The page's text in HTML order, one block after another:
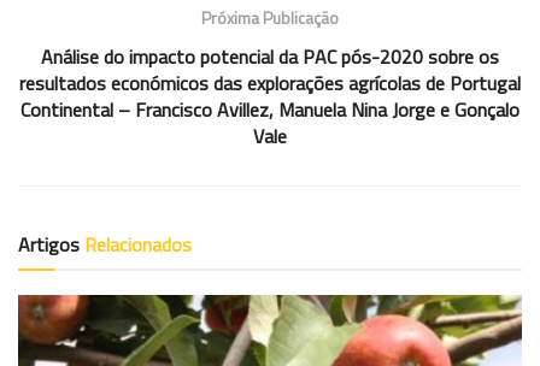
Próxima Publicação
Análise do impacto potencial da PAC pós-2020 sobre os
resultados económicos das explorações agrícolas de Portugal
Continental – Francisco Avillez, Manuela Nina Jorge e Gonçalo
Vale
Artigos Relacionados